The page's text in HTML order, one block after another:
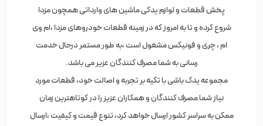
اگر برای تعویض پمپ بنزین مزدا نیو به تعمیرگاه مراجعه کردید و
اجرت بالا برای تعویض پیشنهاد دادند، بدانید که دلیل نیاز به باز
شدن کامل باک خواهد بود.
پمپ بنزین مزدادر مجموعه یدک باشی در کیفیت های متنوع و
قیمت های مناسب موجود که برای استعلام دقیق قیمت و
موجودی می توانید با کارشناسان ما در یدک باشی تماس بگیرید.
پخش قطعات و لوازم یدکی ماشین های وارداتی همچون مزدا
شروع کرده و تا به امروز که در زمینه قطعات خودروهای مزدا ،ام وی
ام ، چری و فونیکس مشغول است ،به طور مستمر درحال خدمت
رسانی به شما مصرف کنندگان عزیر می باشد.
مجموعه یدک باشی با تکیه بر تجربه و اصالت خود، قطعات مورد
نیاز شما مصرف کنندگان و همکاران عزیز را در کوتاهترین زمان
ممکن به سراسر کشور ارسال خواهد کرد، تنوع قیمت و کیفیت ،ارسال